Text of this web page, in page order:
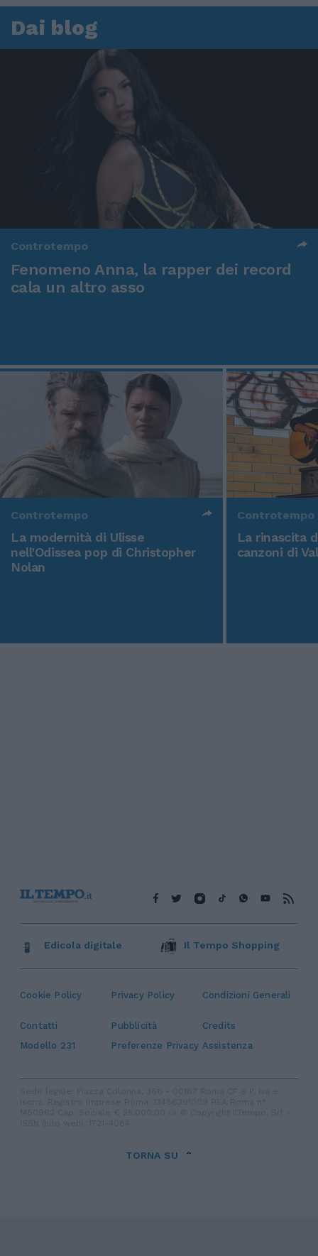
Dai blog
Controtempo
Fenomeno Anna, la rapper dei record
cala un altro asso
Controtempo
La modernità di Ulisse
nell'Odissea pop di Christopher
Nolan
Controtempo
La rinascita
canzoni di
Cookie Policy Privacy Policy Condizioni Generali
Contatti Pubblicità
Credits
Modello 231
Preferenze Privacy Assistenza
Edicola digitale Il Tempo Shopping
TORNA SU